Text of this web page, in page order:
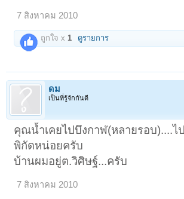
7 สิงหาคม 2010
ถูกใจ x 1 ดูรายการ
ดม
เป็นที่รู้จักกันดี
คุณน้ำเคยไปบึงกาฬ(หลายรอบ)....
พิกัดหน่อยครับ
บ้านผมอยู่ต.วิศิษฐ์...ครับ
7 สิงหาคม 2010